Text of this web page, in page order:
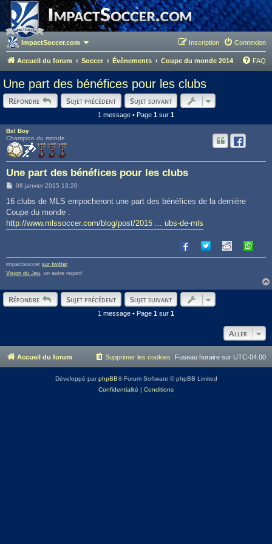
ImpactSoccer.com Connexion
Inscription
Accueil du forum Soccer Évènements Coupe du monde 2014 FAQ
Une part des bénéfices pour les clubs
Répondre Sujet précédent Sujet suivant
1 message • Page 1 sur 1
Bxl Boy
Champion du monde
Une part des bénéfices pour les clubs
M
s
a
g
e
08 janvier 2015 13:20
16 clubs de MLS empocheront une part des bénéfices de la dernière
Coupe du monde :
http://www.mlssoccer.com/blog/post/2015 ... ubs-de-mls
impactsoccer sur twitter
Vision du Jeu , un autre regard
Répondre Sujet précédent Sujet suivant
1 message • Page 1 sur 1
Aller
Accueil du forum Fuseau horaire sur UTC-04:00
Supprimer les cookies
Développé parphpBB® Forum Software © phpBB Limited
Confidentialité | Conditions